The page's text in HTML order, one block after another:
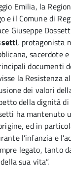
Emilia, la
e il Comune di
Giuseppe
, protagonista
sacerdote
documenti
la Resistenza
dei valori
della dignità
ha mantenuto
ed in
l’infanzia e
legato, tanto
sua vita”.